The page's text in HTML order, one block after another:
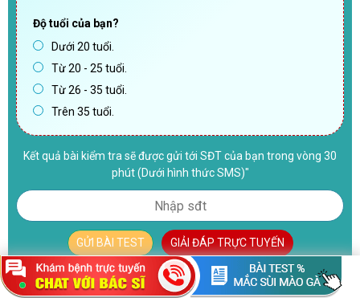
Độ tuổi của bạn?
Dưới 20 tuổi.
Từ 20 - 25 tuổi.
Từ 26 - 35 tuổi.
Trên 35 tuổi.
Kết quả bài kiểm tra sẽ được gửi tới SĐT của bạn trong vòng 30
phút (Dưới hình thức SMS)"
GỬI BÀI TEST GIẢI ĐÁP TRỰC TUYẾN
Nếu không muốn chờ lâu, vui lòng click"Giải đáp trực tuyến"
để biết kết quả